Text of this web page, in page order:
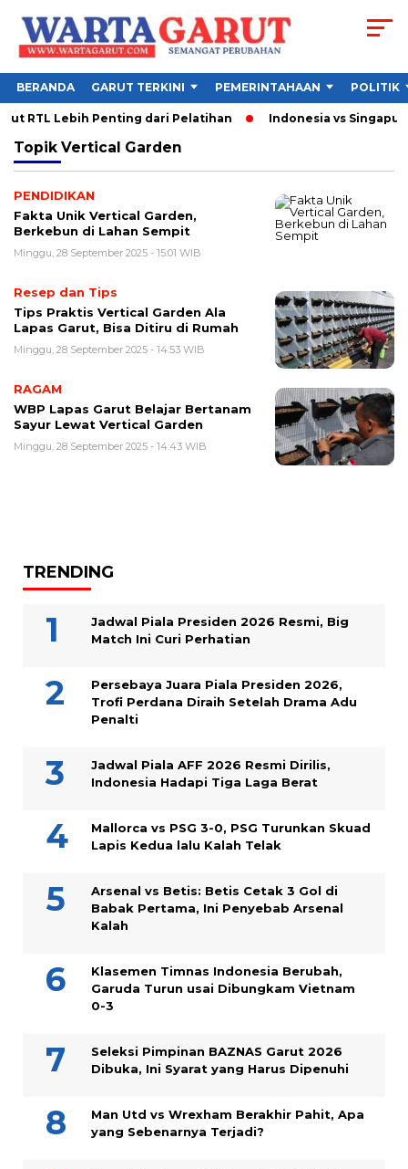
BERANDA GARUT TERKINI PEMERINTAHAAN POLITIK
RTL Lebih Penting dari Pelatihan Indonesia vs
Topik Vertical Garden
PENDIDIKAN
Fakta Unik Vertical Garden,
Berkebun di Lahan Sempit
Minggu, 28 September 2025 - 15:01 WIB
Resep dan Tips
Tips Praktis Vertical Garden Ala
Lapas Garut, Bisa Ditiru di Rumah
Minggu, 28 September 2025 - 14:53 WIB
RAGAM
WBP Lapas Garut Belajar Bertanam
Sayur Lewat Vertical Garden
Minggu, 28 September 2025 - 14:43 WIB
TRENDING
Jadwal Piala Presiden 2026 Resmi, Big
Match Ini Curi Perhatian
Persebaya Juara Piala Presiden 2026,
Trofi Perdana Diraih Setelah Drama Adu
Penalti
Jadwal Piala AFF 2026 Resmi Dirilis,
Indonesia Hadapi Tiga Laga Berat
Mallorca vs PSG 3-0, PSG Turunkan Skuad
Lapis Kedua lalu Kalah Telak
Arsenal vs Betis: Betis Cetak 3 Gol di
Babak Pertama, Ini Penyebab Arsenal
Kalah
Klasemen Timnas Indonesia Berubah,
Garuda Turun usai Dibungkam Vietnam
0-3
Seleksi Pimpinan BAZNAS Garut 2026
Dibuka, Ini Syarat yang Harus Dipenuhi
Man Utd vs Wrexham Berakhir Pahit, Apa
yang Sebenarnya Terjadi?